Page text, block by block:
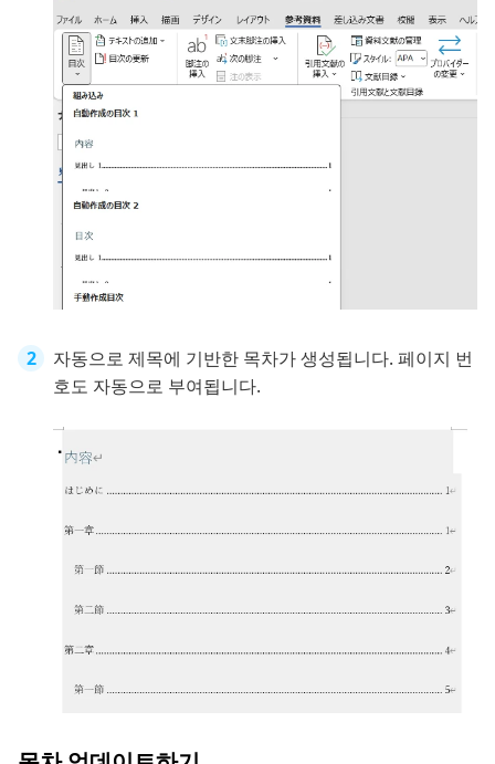
자동으로 제목에 기반한 목차가 생성됩니다. 페이지 번
호도 자동으로 부여됩니다.